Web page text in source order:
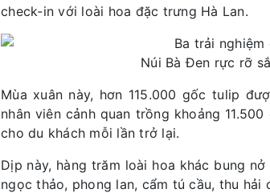
check-in với loài hoa đặc trưng Hà Lan.
Núi Bà Đen rực rỡ
Mùa xuân này, hơn 115.000 gốc tulip
nhân viên cảnh quan trồng khoảng
cho du khách mỗi lần trở lại.
Dịp này, hàng trăm loài hoa khác bung
ngọc thảo, phong lan, cẩm tú cầu, thu hải